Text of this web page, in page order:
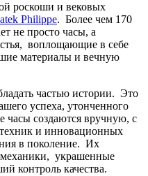
роскоши и вековых
Philippe. Более чем 170
не просто часы, а
воплощающие в себе
материалы и вечную
частью истории. Это
успеха, утонченного
часы создаются вручную, с
и инновационных
в поколение. Их
украшенные
контроль качества.